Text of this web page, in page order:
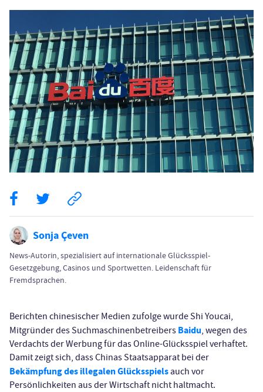
Sonja Çeven
News-Autorin, spezialisiert auf internationale Glücksspiel-
Gesetzgebung, Casinos und Sportwetten. Leidenschaft für
Fremdsprachen.
Berichten chinesischer Medien zufolge wurde Shi Youcai,
Mitgründer des Suchmaschinenbetreibers Baidu, wegen des
Verdachts der Werbung für das Online-Glücksspiel verhaftet.
Damit zeigt sich, dass Chinas Staatsapparat bei der
Bekämpfung des illegalen Glücksspielsauch vor
Persönlichkeiten aus der Wirtschaft nicht haltmacht.